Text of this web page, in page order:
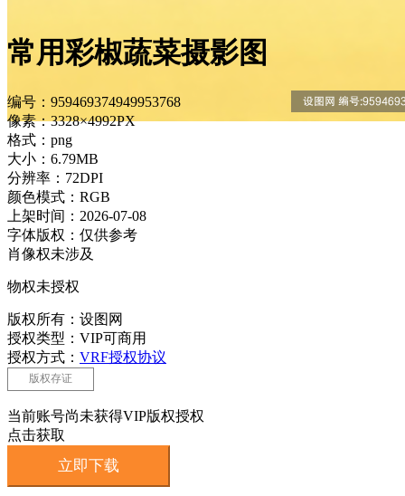
常用彩椒蔬菜摄影图
编号：959469374949953768
像素：3328×4992PX
格式：png
大小：6.79MB
分辨率：72DPI
颜色模式：RGB
上架时间：2026-07-08
字体版权：仅供参考
肖像权未涉及
物权未授权
版权所有：设图网
授权类型：VIP可商用
授权方式： VRF授权协议
版权存证
当前账号尚未获得VIP版权授权
点击获取
立即下载